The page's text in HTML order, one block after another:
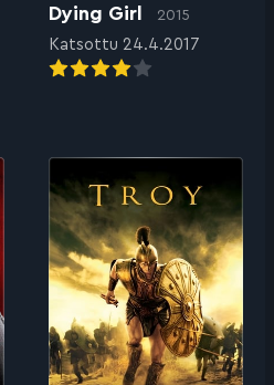
Dying Girl
2015
Katsottu 24.4.2017